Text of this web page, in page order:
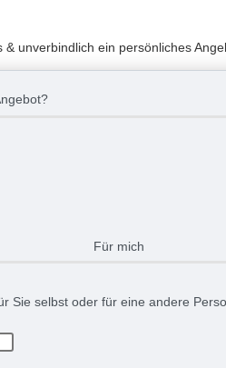
& unverbindlich ein persönliches
Für mich
Sie selbst oder für eine andere